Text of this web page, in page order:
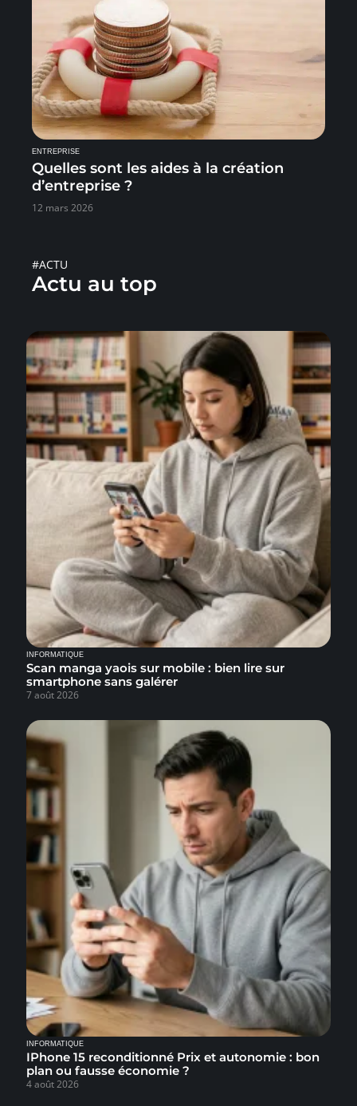
ENTREPRISE
Quelles sont les aides à la création
d’entreprise ?
12 mars 2026
#ACTU
Actu au top
INFORMATIQUE
Scan manga yaois sur mobile : bien lire sur
smartphone sans galérer
7 août 2026
INFORMATIQUE
IPhone 15 reconditionné Prix et autonomie : bon
plan ou fausse économie ?
4 août 2026